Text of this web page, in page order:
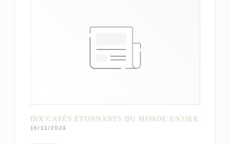
DIX CAFÉS ÉTONNANTS DU MONDE ENTIER
16/11/2024